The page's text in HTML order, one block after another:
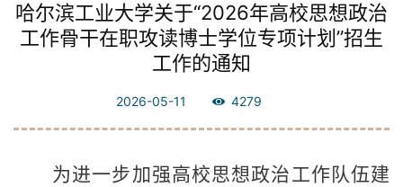
哈尔滨工业大学关于“2026年高校思想政治
工作骨干在职攻读博士学位专项计划”招生
工作的通知
2026-05-11 4279
为进一步加强高校思想政治工作队伍建